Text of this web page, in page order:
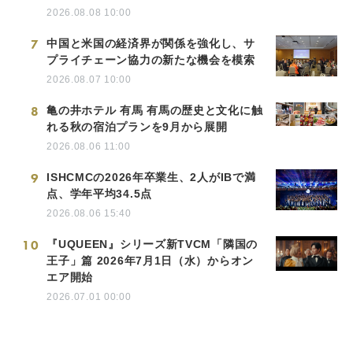
2026.08.08 10:00
7
中国と米国の経済界が関係を強化し、サ
プライチェーン協力の新たな機会を模索
2026.08.07 10:00
8
亀の井ホテル 有馬 有馬の歴史と文化に触
れる秋の宿泊プランを9月から展開
2026.08.06 11:00
9
ISHCMCの2026年卒業生、2人がIBで満
点、学年平均34.5点
2026.08.06 15:40
10
『UQUEEN』シリーズ新TVCM「隣国の
王子」篇 2026年7月1日（水）からオン
エア開始
2026.07.01 00:00